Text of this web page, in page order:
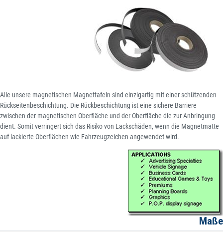
Alle unsere magnetischen Magnettafeln sind einzigartig mit einer schützenden
Rückseitenbeschichtung. Die Rückbeschichtung ist eine sichere Barriere
zwischen der magnetischen Oberfläche und der Oberfläche die zur Anbringung
dient. Somit verringert sich das Risiko von Lackschäden, wenn die Magnetmatte
auf lackierte Oberflächen wie Fahrzeugzeichen angewendet wird.
Maße